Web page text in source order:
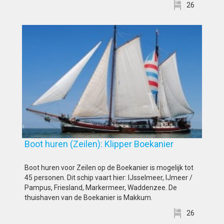
26
Boot huren (Zeilen): Klipper Boekanier
Boot huren voor Zeilen op de Boekanier is mogelijk tot
45 personen. Dit schip vaart hier: IJsselmeer, IJmeer /
Pampus, Friesland, Markermeer, Waddenzee. De
thuishaven van de Boekanier is Makkum.
26